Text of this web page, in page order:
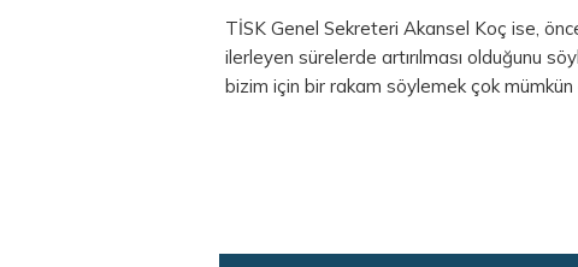
TİSK Genel Sekreteri Akansel Koç ise,
ilerleyen sürelerde artırılması olduğunu
bizim için bir rakam söylemek çok mümkün